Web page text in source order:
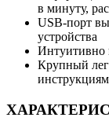
в минуту,
USB-порт
устройства
Интуитивно
Крупный